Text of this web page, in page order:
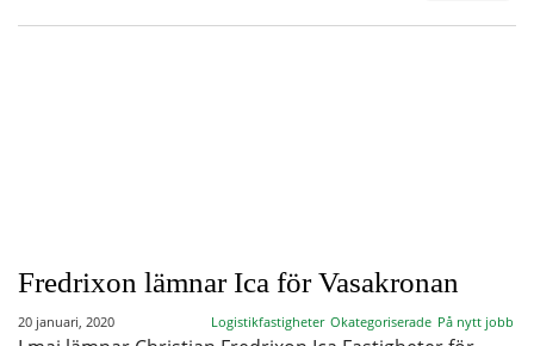
Fredrixon lämnar Ica för Vasakronan
20 januari, 2020 Logistikfastigheter Okategoriserade På nytt jobb